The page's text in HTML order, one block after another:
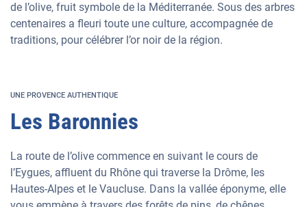
de l’olive, fruit symbole de la Méditerranée. Sous des arbres
centenaires a fleuri toute une culture, accompagnée de
traditions, pour célébrer l’or noir de la région.
UNE PROVENCE AUTHENTIQUE
Les Baronnies
La route de l’olive commence en suivant le cours de
l’Eygues, affluent du Rhône qui traverse la Drôme, les
Hautes-Alpes et le Vaucluse. Dans la vallée éponyme, elle